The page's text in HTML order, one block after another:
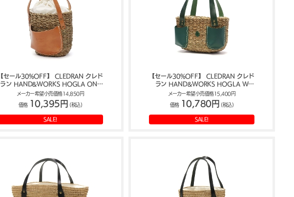
【セール30%OFF】 CLEDRAN クレド
ラン HAND&WORKS HOGLA ONE
POCKET BASKET かごバッグ CL-
3648
メーカー希望小売価格14,850円
価格 10,395円 (税込)
SALE!
【セール30%OFF】 CLEDRAN クレド
ラン HAND&WORKS HOGLA W
POCKET BASKET かごバッグ CL-
3647
メーカー希望小売価格15,400円
価格 10,780円 (税込)
SALE!